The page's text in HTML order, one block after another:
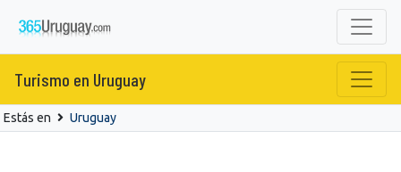
Turismo en Uruguay
Estás en Uruguay